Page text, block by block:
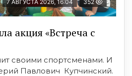
7 АВГУСТА 2026, 16:04 352
акция «Встреча с
своими спортсменами. И
Павлович Купчинский.